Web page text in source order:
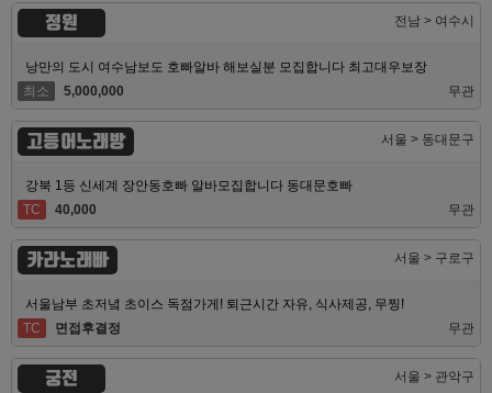
정원 전남 > 여수시
낭만의 도시 여수남보도 호빠알바 해보실분 모집합니다 최고대우보장
최소
5,000,000 무관
고등어노래방 서울 > 동대문구
강북 1등 신세계 장안동호빠 알바모집합니다 동대문호빠
TC
40,000 무관
카라노래빠 서울 > 구로구
서울남부 초저녘 초이스 독점가게! 퇴근시간 자유, 식사제공, 무찡!
TC
면접후결정 무관
궁전 서울 > 관악구